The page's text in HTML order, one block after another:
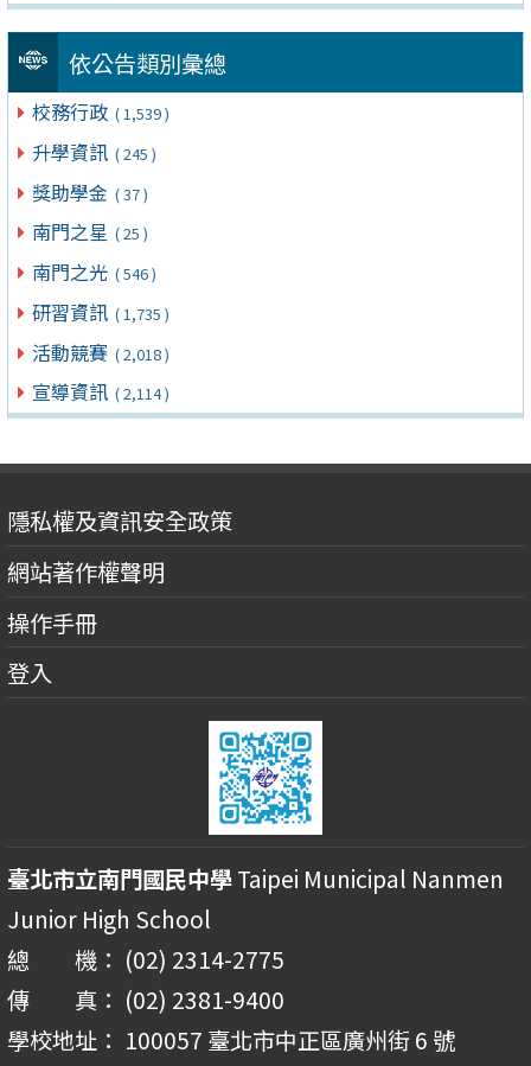
依公告類別彙總
校務行政 ( 1,539 )
升學資訊 ( 245 )
獎助學金 ( 37 )
南門之星 ( 25 )
南門之光 ( 546 )
研習資訊 ( 1,735 )
活動競賽 ( 2,018 )
宣導資訊 ( 2,114 )
隱私權及資訊安全政策
網站著作權聲明
操作手冊
登入
臺北市立南門國民中學Taipei Municipal Nanmen
Junior High School
總 機： (02) 2314-2775
傳 真： (02) 2381-9400
學校地址： 100057 臺北市中正區廣州街 6 號